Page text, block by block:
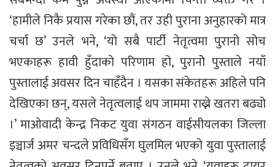
‘हामीले निकै प्रयास गरेका छौं, तर उही पुराना अनुहारको मात्र
चर्चा छ’ उनले भने, ‘यो सबै पार्टी नेतृत्वमा पुरानो सोच
भएकाहरू हावी हुँदाको परिणाम हो, पुरानोे पुस्ताले नयाँ
पुस्तालाई अवसर दिन चाहँदैन । यसका संकेतहरू अहिले पनि
देखिएका छन्, यसले नेतृत्वलाई थप जाममा राख्ने खतरा बढ्यो
।’ माओवादी केन्द्र निकट युवा संगठन वाईसीयलका जिल्ला
इञ्चार्ज अमर चन्दले प्रविधिसँग घुलमिल भएको युवा पुस्तालाई